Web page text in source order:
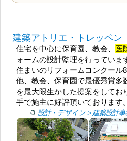
建築アトリエ・トレッペン
住宅を中心に保育園、教会、 医
ォームの設計監理を行っていま
住まいのリフォームコンクール
他、教会、保育園で最優秀賞多
を最大限生かした提案をしてお
手で施主に好評頂いております。
設計・デザイン＞建築設計事